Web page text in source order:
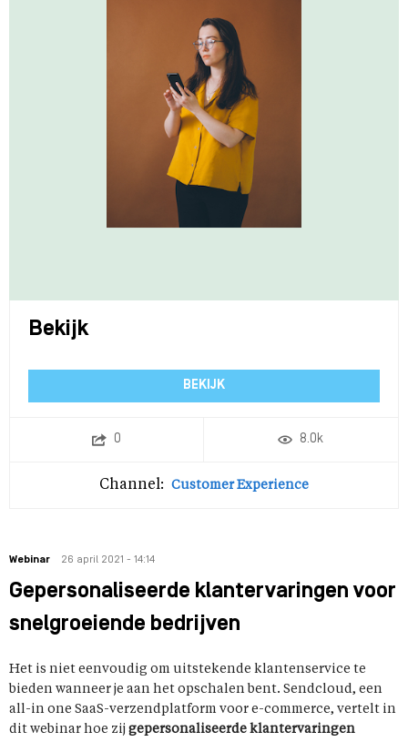
Bekijk
BEKIJK
0 8.0k
Channel: Customer Experience
Webinar 26 april 2021 - 14:14
Gepersonaliseerde klantervaringen voor
snelgroeiende bedrijven
Het is niet eenvoudig om uitstekende klantenservice te
bieden wanneer je aan het opschalen bent. Sendcloud, een
all-in one SaaS-verzendplatform voor e-commerce, vertelt in
dit webinar hoe zij gepersonaliseerde klantervaringen